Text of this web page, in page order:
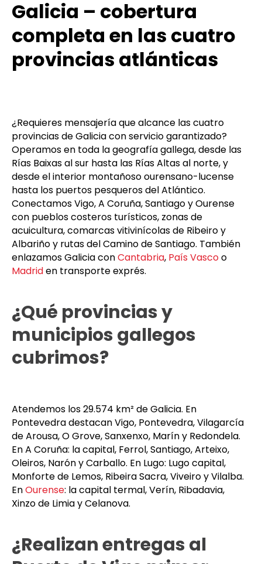
Courier profesional
Galicia – cobertura
provincias atlánticas
¿Requieres mensajería que alcance las cuatro
provincias de Galicia con servicio garantizado?
Operamos en toda la geografía gallega, desde las
Rías Baixas al sur hasta las Rías Altas al norte, y
desde el interior montañoso ourensano-lucense
hasta los puertos pesqueros del Atlántico.
Conectamos Vigo, A Coruña, Santiago y Ourense
con pueblos costeros turísticos, zonas de
enlazamos Galicia conCantabria,País Vasco
Madrid
en transporte exprés.
¿Qué provincias y
cubrimos?
Atendemos los 29.574 km² de Galicia. En
Pontevedra destacan Vigo, Pontevedra, Vilagarcía
de Arousa, O Grove, Sanxenxo, Marín y Redondela.
En A Coruña: la capital, Ferrol, Santiago, Arteixo,
En Ourense: la capital termal, Verín, Ribadavia,
Xinzo de Limia y Celanova.